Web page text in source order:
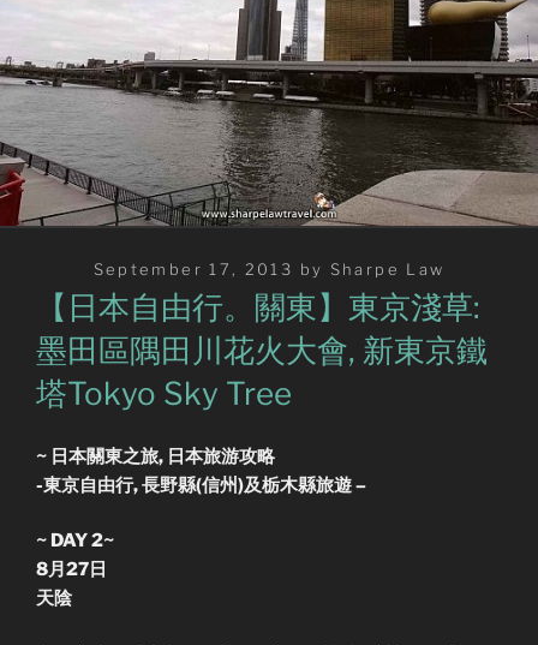
Posted
on
September 17, 2013 by Sharpe Law
【日本自由行。關東】東京淺草:
墨田區隅田川花火大會, 新東京鐵
塔Tokyo Sky Tree
~ 日本關東之旅, 日本旅游攻略
-東京自由行,長野縣(信州)及栃木縣旅遊 –
~ DAY 2~
8月27日
天陰